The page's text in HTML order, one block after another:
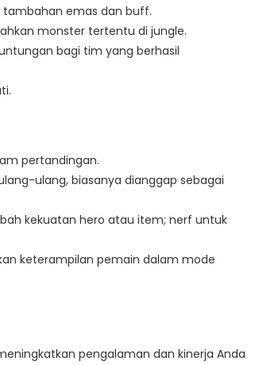
tambahan emas dan buff.
monster tertentu di jungle.
bagi tim yang berhasil
pertandingan.
ulang, biasanya dianggap sebagai
kekuatan hero atau item; nerf untuk
keterampilan pemain dalam mode
pengalaman dan kinerja Anda